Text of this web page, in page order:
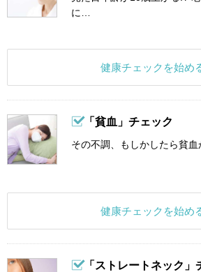
に…
健康チェックを始め
「貧血」チェック
その不調、もしかしたら貧血
健康チェックを始め
「ストレートネック」